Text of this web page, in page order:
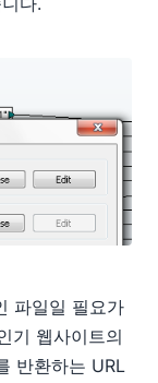
파일일 필요가
기 웹사이트의
반환하는 URL